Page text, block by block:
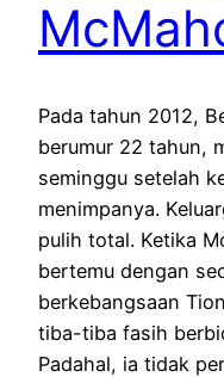
Pada tahun 2012,
berumur 22 tahun,
seminggu setelah
menimpanya.
pulih total. Ketika
bertemu dengan
berkebangsaan
tiba-tiba fasih
Padahal, ia tidak